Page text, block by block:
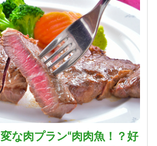
な肉プラン“肉肉魚！？好